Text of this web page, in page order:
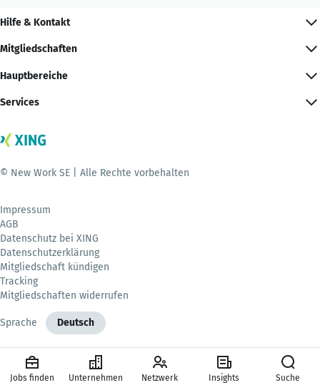
Hilfe & Kontakt
Mitgliedschaften
Hauptbereiche
Services
© New Work SE | Alle Rechte vorbehalten
Impressum
AGB
Datenschutz bei XING
Datenschutzerklärung
Mitgliedschaft kündigen
Tracking
Mitgliedschaften widerrufen
Sprache Deutsch
Jobs finden Unternehmen Netzwerk Insights Suche